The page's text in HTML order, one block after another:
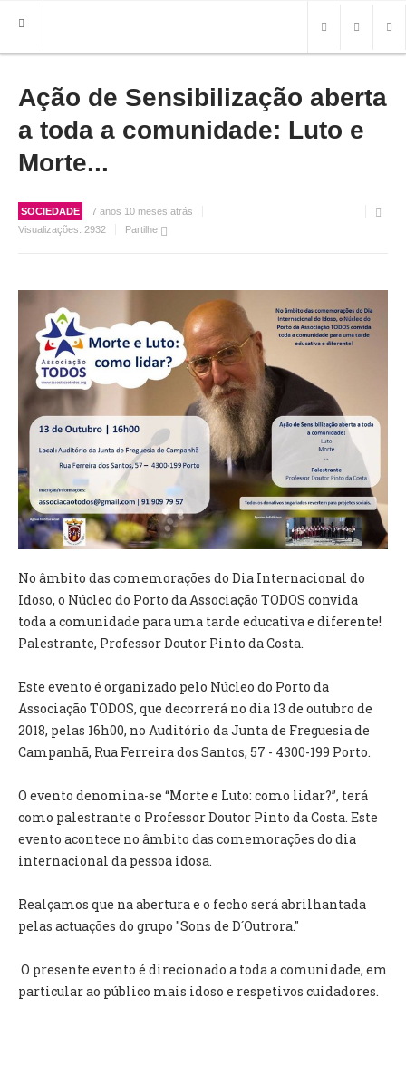
HOME
FREGUESIA
INFO
MAPA
ROTEIRO TURÍSTICO
IMPRENSA
BRASÃO
FOTOS
VÍDEOS
AUTARQUIA
CONSTITUIÇÃO
PRESIDENTE
GRAVAÇÕES DAS REUNIÕES PÚBLICAS DO EXECUTIVO
ATAS E DOCUMENTOS DA ASSEMBLEIA
EDITAIS
REGULAMENTOS E TAXAS
RELATÓRIO E CONTAS
INVENTÁRIO
RECRUTAMENTO PESSOAL
CÓDIGO DE CONDUTA
FUNDO DE APOIO AO ASSOCIATIVISMO
SUBVENÇÕES PÚBLICAS
SERVIÇOS
Ação de Sensibilização aberta
a toda a comunidade: Luto e
Morte...
SOCIEDADE
7 anos 10 meses atrás
Visualizações: 2932 Partilhe
No âmbito das comemorações do Dia Internacional do
Idoso, o Núcleo do Porto da Associação TODOS convida
toda a comunidade para uma tarde educativa e diferente!
Palestrante, Professor Doutor Pinto da Costa.
Este evento é organizado pelo Núcleo do Porto da
Associação TODOS, que decorrerá no dia 13 de outubro de
2018, pelas 16h00, no Auditório da Junta de Freguesia de
Campanhã, Rua Ferreira dos Santos, 57 - 4300-199 Porto.
O evento denomina-se “Morte e Luto: como lidar?”, terá
como palestrante o Professor Doutor Pinto da Costa. Este
evento acontece no âmbito das comemorações do dia
internacional da pessoa idosa.
Realçamos que na abertura e o fecho será abrilhantada
pelas actuações do grupo "Sons de D´Outrora."
O presente evento é direcionado a toda a comunidade, em
particular ao público mais idoso e respetivos cuidadores.